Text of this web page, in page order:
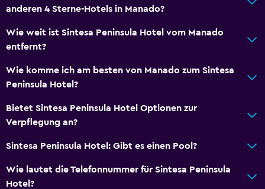
anderen 4 Sterne-Hotels in Manado?
Wie weit ist Sintesa Peninsula Hotel vom Manado
entfernt?
Wie komme ich am besten von Manado zum Sintesa
Peninsula Hotel?
Bietet Sintesa Peninsula Hotel Optionen zur
Verpflegung an?
Sintesa Peninsula Hotel: Gibt es einen Pool?
Wie lautet die Telefonnummer für Sintesa Peninsula
Hotel?